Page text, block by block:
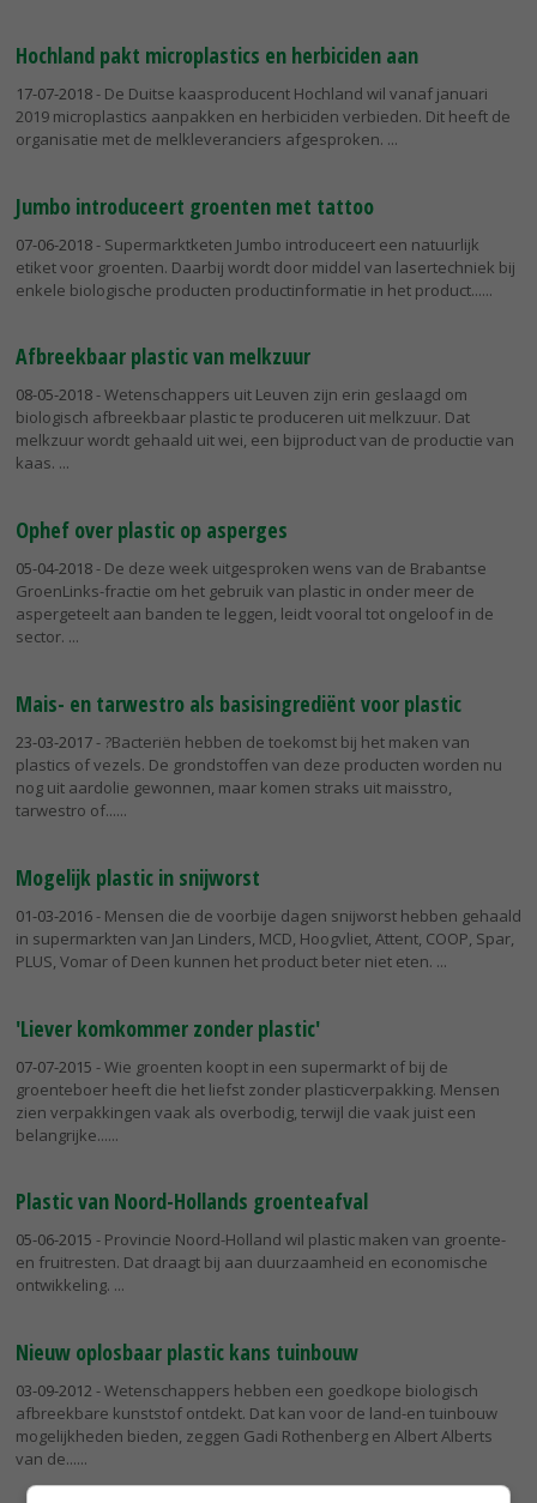
Hochland pakt microplastics en herbiciden aan
17-07-2018- De Duitse kaasproducent Hochland wil vanaf januari
2019 microplastics aanpakken en herbiciden verbieden. Dit heeft de
organisatie met de melkleveranciers afgesproken.
Jumbo introduceert groenten met tattoo
07-06-2018- Supermarktketen Jumbo introduceert een natuurlijk
etiket voor groenten. Daarbij wordt door middel van lasertechniek bij
enkele biologische producten productinformatie in het product...
Afbreekbaar plastic van melkzuur
08-05-2018- Wetenschappers uit Leuven zijn erin geslaagd om
biologisch afbreekbaar plastic te produceren uit melkzuur. Dat
melkzuur wordt gehaald uit wei, een bijproduct van de productie van
kaas.
Ophef over plastic op asperges
05-04-2018- De deze week uitgesproken wens van de Brabantse
GroenLinks-fractie om het gebruik van plastic in onder meer de
aspergeteelt aan banden te leggen, leidt vooral tot ongeloof in de
sector.
Mais- en tarwestro als basisingrediënt voor plastic
23-03-2017- ?Bacteriën hebben de toekomst bij het maken van
plastics of vezels. De grondstoffen van deze producten worden nu
nog uit aardolie gewonnen, maar komen straks uit maisstro,
tarwestro of...
Mogelijk plastic in snijworst
01-03-2016- Mensen die de voorbije dagen snijworst hebben gehaald
in supermarkten van Jan Linders, MCD, Hoogvliet, Attent, COOP, Spar,
PLUS, Vomar of Deen kunnen het product beter niet eten.
'Liever komkommer zonder plastic'
07-07-2015 - Wie groenten koopt in een supermarkt of bij de
groenteboer heeft die het liefst zonder plasticverpakking. Mensen
zien verpakkingen vaak als overbodig, terwijl die vaak juist een
belangrijke...
Plastic van Noord-Hollands groenteafval
05-06-2015 - Provincie Noord-Holland wil plastic maken van groente-
en fruitresten. Dat draagt bij aan duurzaamheid en economische
ontwikkeling.
Nieuw oplosbaar plastic kans tuinbouw
03-09-2012 - Wetenschappers hebben een goedkope biologisch
afbreekbare kunststof ontdekt. Dat kan voor de land-en tuinbouw
mogelijkheden bieden, zeggen Gadi Rothenberg en Albert Alberts
van de...